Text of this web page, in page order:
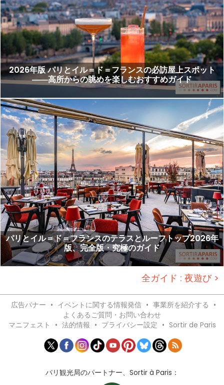
2026年版 パリとイル＝ド＝フランスの必訪屋上スポット
――高所からの眺めを楽しむおすすめガイド
パリとイル＝ド＝フランスのテラスとルーフトップ2026年
版、完全版・究極のガイド
全ガイド : 夜遊び >
広告バナー • イベントに関する情報発信 • 事業所を紹介する •
よくあるご質問・お問い合わせ
マニフェスト
• 法的情報 • プライバシー設定 • Sortir de Paris
パリ観光局のパートナー、Sortir à Paris：